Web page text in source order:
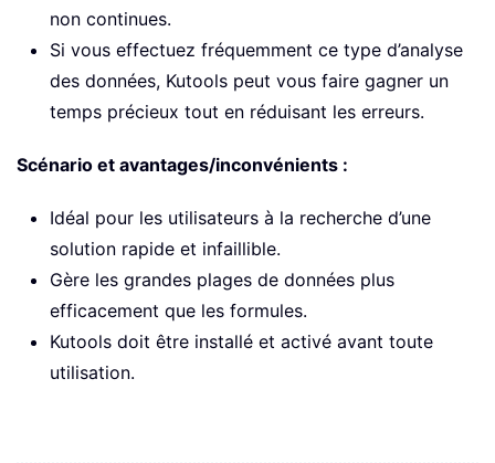
non continues.
Si vous effectuez fréquemment ce type d’analyse
des données, Kutools peut vous faire gagner un
temps précieux tout en réduisant les erreurs.
Scénario et avantages/inconvénients :
Idéal pour les utilisateurs à la recherche d’une
solution rapide et infaillible.
Gère les grandes plages de données plus
efficacement que les formules.
Kutools doit être installé et activé avant toute
utilisation.